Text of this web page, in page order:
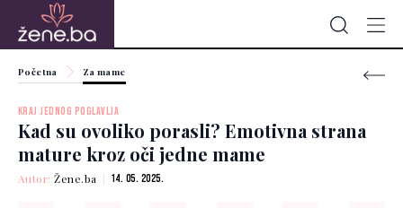
Početna Za mame
KRAJ JEDNOG POGLAVLJA
Kad su ovoliko porasli? Emotivna strana
mature kroz oči jedne mame
Autor:Žene.ba 14. 05. 2025.